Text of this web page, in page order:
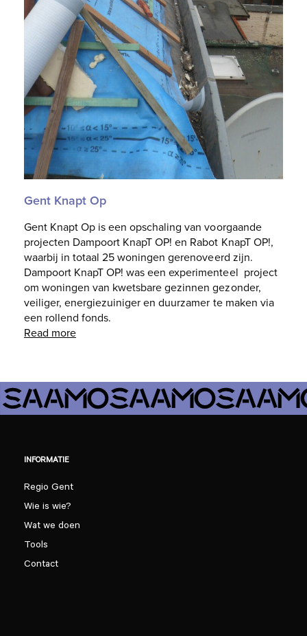
Gent Knapt Op
Gent Knapt Op is een opschaling van voorgaande
projecten Dampoort KnapT OP! en Rabot KnapT OP!,
waarbij in totaal 25 woningen gerenoveerd zijn.
Dampoort KnapT OP! was een experimenteel project
om woningen van kwetsbare gezinnen gezonder,
veiliger, energiezuiniger en duurzamer te maken via
een rollend fonds.
Read more
INFORMATIE
Regio Gent
Wie is wie?
Wat we doen
Tools
Contact